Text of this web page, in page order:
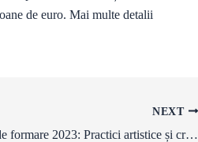
de euro. Mai multe detalii
NEXT
Program de formare 2023: Practici artistice și creative pentru sănătate și well-being